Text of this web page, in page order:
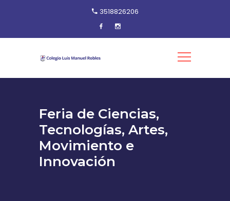
3518826206
Feria de Ciencias,
Tecnologías, Artes,
Movimiento e
Innovación